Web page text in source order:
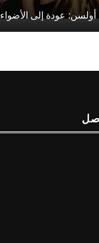
عودة إلى الأضواء